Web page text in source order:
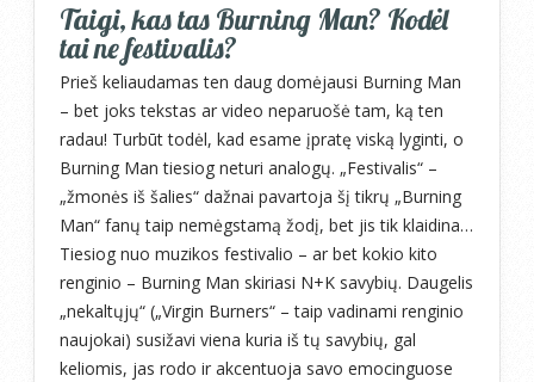
Taigi, kas tas Burning Man? Kodėl
tai ne festivalis?
Prieš keliaudamas ten daug domėjausi Burning Man
– bet joks tekstas ar video neparuošė tam, ką ten
radau! Turbūt todėl, kad esame įpratę viską lyginti, o
Burning Man tiesiog neturi analogų. „Festivalis“ –
„žmonės iš šalies“ dažnai pavartoja šį tikrų „Burning
Man“ fanų taip nemėgstamą žodį, bet jis tik klaidina…
Tiesiog nuo muzikos festivalio – ar bet kokio kito
renginio – Burning Man skiriasi N+K savybių. Daugelis
„nekaltųjų“ („Virgin Burners“ – taip vadinami renginio
naujokai) susižavi viena kuria iš tų savybių, gal
keliomis, jas rodo ir akcentuoja savo emocinguose